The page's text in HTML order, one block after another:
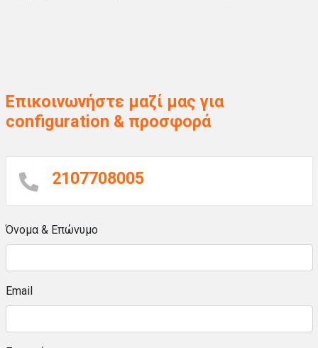
Επικοινωνήστε μαζί μας για
configuration & προσφορά
2107708005
Όνομα & Επώνυμο
Email